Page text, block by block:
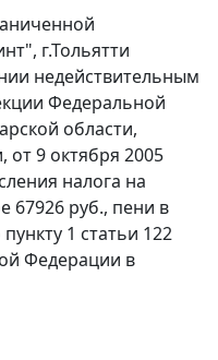
г.Тольятти
недействительным
Федеральной
области,
от 9 октября 2005
налога на
67926 руб., пени в
пункту 1 статьи 122
Федерации в